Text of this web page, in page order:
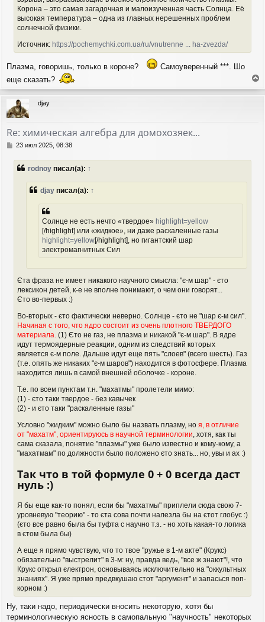
Корона – это самая загадочная и малоизученная часть Солнца. Её
высокая температура – одна из главных нерешенных проблем
солнечной физики.
Источник: https://pochemychki.com.ua/ru/vnutrenne ... ha-zvezda/
Плазма, говоришь, только в короне?
Самоуверенный ***. Шо
еще сказать?
р
djay
Re: химическая алгебра для домохозяек...
С
о
23 июл 2025, 08:38
rodnoy писал(а): ↑
djay писал(а): ↑
Солнце не есть нечто «твердое» highlight=yellow
[/highlight] или «жидкое», ни даже раскаленные газы
highlight=yellow[/highlight], но гигантский шар
электромагнитных Сил
Єта фраза не имеет никакого научного смысла: "є-м шар" - єто
лексикон детей, к-е не вполне понимают, о чем они говорят...
Єто во-первых :)
Во-вторых - єто фактически неверно. Солнце - єто не "шар є-м сил".
Начиная с того, что ядро состоит из очень плотного ТВЕРДОГО
материала. (1) Єто не газ, не плазма и никакой "є-м шар". В ядре
идут термоядерные реакции, одним из следствий которых
является є-м поле. Дальше идут еще пять "слоев" (всего шесть). Газ
(т.е. опять же никаких "є-м шаров") находится в фотосфере. Плазма
находится лишь в самой внешней оболочке - короне.
Т.е. по всем пунктам т.н. "махатмы" пролетели мимо:
(1) - єто таки твердое - без кавычек
(2) - и єто таки "раскаленные газы"
Условно "жидким" можно было бы назвать плазму, но я, в отличие
от "махатм", ориентируюсь в научной терминологии , хотя, как ты
сама сказала, понятие "плазмы" уже было известно и кому-кому, а
"махатмам" по должности было положено єто знать... но, увы и ах :)
Так что в той формуле 0 + 0 всегда даст
нуль :)
Я бы еще как-то понял, если бы "махатмы" приплели сюда свою 7-
уровневую "теорию" - то єта сова почти налезла бы на єтот глобус :)
(єто все равно была бы туфта с научно т.з. - но хоть какая-то логика
в єтом была бы)
А еще я прямо чувствую, что то твое "ружье в 1-м акте" (Крукс)
обязательно "выстрелит" в 3-м: ну, правда ведь, "все ж знают"!, что
Крукс открыл єлектрон, основываясь исключительно на "оккультных
знаниях". Я уже прямо предвкушаю єтот "аргумент" и запасься поп-
корном :)
Ну, таки надо, периодически вносить некоторую, хотя бы
терминологическую ясность в самопальную "научность" некоторых